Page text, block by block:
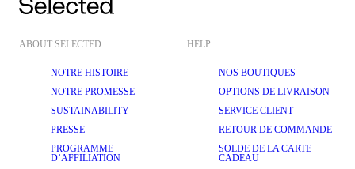
ABOUT SELECTED
NOTRE HISTOIRE
NOTRE PROMESSE
SUSTAINABILITY
PRESSE
PROGRAMME
D’AFFILIATION
HELP
NOS BOUTIQUES
OPTIONS DE LIVRAISON
SERVICE CLIENT
RETOUR DE COMMANDE
SOLDE DE LA CARTE
CADEAU